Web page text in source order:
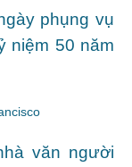
phụng vụ
niệm 50 năm
văn người